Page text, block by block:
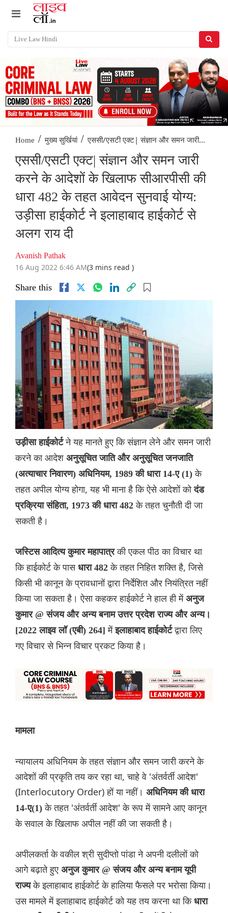
Home / मुख्य सुर्खियां / एससी/एसटी एक्ट| संज्ञान और समन जारी...
एससी/एसटी एक्ट| संज्ञान और समन जारी
करने के आदेशों के खिलाफ सीआरपीसी की
धारा 482 के तहत आवेदन सुनवाई योग्य:
उड़ीसा हाईकोर्ट ने इलाहाबाद हाईकोर्ट से
अलग राय दी
Avanish Pathak
16 Aug 2022 6:46 AM(3 mins read )
Share this
उड़ीसा हाईकोर्टने यह मानते हुए कि संज्ञान लेने और समन जारी
करने का आदेश अनुसूचित जाति और अनुसूचित जनजाति
(अत्याचार निवारण) अधिनियम, 1989 की धारा 14-ए (1)के
तहत अपील योग्य होगा, यह भी माना है कि ऐसे आदेशों कोदंड
प्रक्रिया संहिता, 1973 की धारा 482के तहत चुनौती दी जा
सकती है।
जस्टिस आदित्य कुमार महापात्रकी एकल पीठ का विचार था
कि हाईकोर्ट के पास धारा 482के तहत निहित शक्ति है, जिसे
किसी भी कानून के प्रावधानों द्वारा निर्देशित और नियंत्रित नहीं
किया जा सकता है। ऐसा कहकर हाईकोर्ट ने हाल ही में अनुज
कुमार @ संजय और अन्य बनाम उत्तर प्रदेश राज्य और अन्य।
[2022 लाइव लॉ (एबी) 264]मेंइलाहाबाद हाईकोर्टद्वारा लिए
गए विचार से भिन्न विचार प्रकट किया है।
मामला
न्यायालय अधिनियम के तहत संज्ञान और समन जारी करने के
आदेशों की प्रकृति तय कर रहा था, चाहे वे 'अंतर्वर्ती आदेश'
(Interlocutory Order) हों या नहीं। अधिनियम की धारा
14-ए(1)के तहत 'अंतर्वर्ती आदेश' के रूप में सामने आए कानून
के सवाल के खिलाफ अपील नहीं की जा सकती है।
अपीलकर्ता के वकील श्री सुदीप्तो पांडा ने अपनी दलीलों को
आगे बढ़ाते हुए अनुज कुमार @ संजय और अन्य बनाम यूपी
राज्यके इलाहाबाद हाईकोर्ट के हालिया फैसले पर भरोसा किया।
उस मामले में इलाहाबाद हाईकोर्ट को यह तय करना था कि धारा